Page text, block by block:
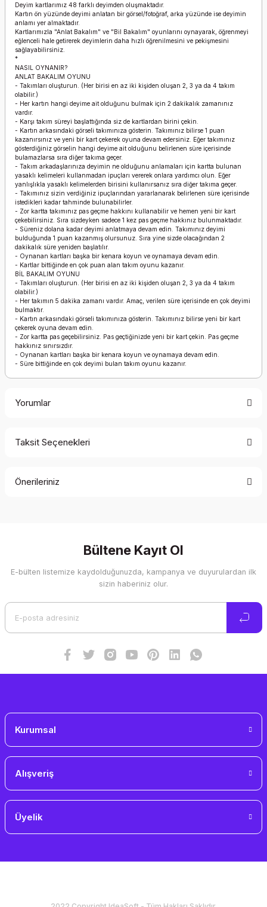
Deyim kartlarımız 48 farklı deyimden oluşmaktadır.
Kartın ön yüzünde deyimi anlatan bir görsel/fotoğraf, arka yüzünde ise deyimin
anlamı yer almaktadır.
Kartlarımızla "Anlat Bakalım" ve "Bil Bakalım" oyunlarını oynayarak, öğrenmeyi
eğlenceli hale getirerek deyimlerin daha hızlı öğrenilmesini ve pekişmesini
sağlayabilirsiniz.
*
NASIL OYNANIR?
ANLAT BAKALIM OYUNU
- Takımları oluşturun. (Her birisi en az iki kişiden oluşan 2, 3 ya da 4 takım
olabilir.)
- Her kartın hangi deyime ait olduğunu bulmak için 2 dakikalık zamanınız
vardır.
- Karşı takım süreyi başlattığında siz de kartlardan birini çekin.
- Kartın arkasındaki görseli takımınıza gösterin. Takımınız bilirse 1 puan
kazanırsınız ve yeni bir kart çekerek oyuna devam edersiniz. Eğer takımınız
gösterdiğiniz görselin hangi deyime ait olduğunu belirlenen süre içerisinde
bulamazlarsa sıra diğer takıma geçer.
- Takım arkadaşlarınıza deyimin ne olduğunu anlamaları için kartta bulunan
yasaklı kelimeleri kullanmadan ipuçları vererek onlara yardımcı olun. Eğer
yanlışlıkla yasaklı kelimelerden birisini kullanırsanız sıra diğer takıma geçer.
- Takımınız sizin verdiğiniz ipuçlarından yararlanarak belirlenen süre içerisinde
istedikleri kadar tahminde bulunabilirler.
- Zor kartta takımınız pas geçme hakkını kullanabilir ve hemen yeni bir kart
çekebilirsiniz. Sıra sizdeyken sadece 1 kez pas geçme hakkınız bulunmaktadır.
- Süreniz dolana kadar deyimi anlatmaya devam edin. Takımınız deyimi
bulduğunda 1 puan kazanmış olursunuz. Sıra yine sizde olacağından 2
dakikalık süre yeniden başlatılır.
- Oynanan kartları başka bir kenara koyun ve oynamaya devam edin.
- Kartlar bittiğinde en çok puan alan takım oyunu kazanır.
BİL BAKALIM OYUNU
- Takımları oluşturun. (Her birisi en az iki kişiden oluşan 2, 3 ya da 4 takım
olabilir.)
- Her takımın 5 dakika zamanı vardır. Amaç, verilen süre içerisinde en çok deyimi
bulmaktır.
- Kartın arkasındaki görseli takımınıza gösterin. Takımınız bilirse yeni bir kart
çekerek oyuna devam edin.
- Zor kartta pas geçebilirsiniz. Pas geçtiğinizde yeni bir kart çekin. Pas geçme
hakkınız sınırsızdır.
- Oynanan kartları başka bir kenara koyun ve oynamaya devam edin.
- Süre bittiğinde en çok deyimi bulan takım oyunu kazanır.
Yorumlar
Taksit Seçenekleri
Önerileriniz
Görüş ve önerileriniz için teşekkür ederiz.
Ürün resmi kalitesiz, bozuk veya görüntülenemiyor.
Bültene Kayıt Ol
E-bülten listemize kaydolduğunuzda, kampanya ve duyurulardan ilk
sizin haberiniz olur.
Kurumsal
Alışveriş
Üyelik